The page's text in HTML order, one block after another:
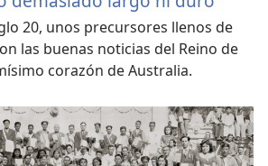
20, unos precursores llenos de
las buenas noticias del Reino de
corazón de Australia.